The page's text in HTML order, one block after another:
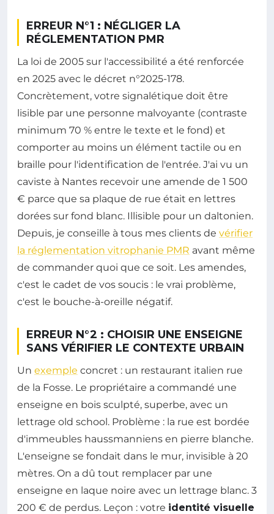
ERREUR N°1 : NÉGLIGER LA
RÉGLEMENTATION PMR
La loi de 2005 sur l'accessibilité a été renforcée
en 2025 avec le décret n°2025-178.
Concrètement, votre signalétique doit être
lisible par une personne malvoyante (contraste
minimum 70 % entre le texte et le fond) et
comporter au moins un élément tactile ou en
braille pour l'identification de l'entrée. J'ai vu un
caviste à Nantes recevoir une amende de 1 500
€ parce que sa plaque de rue était en lettres
dorées sur fond blanc. Illisible pour un daltonien.
Depuis, je conseille à tous mes clients de vérifier
la réglementation vitrophanie PMR avant même
de commander quoi que ce soit. Les amendes,
c'est le cadet de vos soucis : le vrai problème,
c'est le bouche-à-oreille négatif.
ERREUR N°2 : CHOISIR UNE ENSEIGNE
SANS VÉRIFIER LE CONTEXTE URBAIN
Un exemple concret : un restaurant italien rue
de la Fosse. Le propriétaire a commandé une
enseigne en bois sculpté, superbe, avec un
lettrage old school. Problème : la rue est bordée
d'immeubles haussmanniens en pierre blanche.
L'enseigne se fondait dans le mur, invisible à 20
mètres. On a dû tout remplacer par une
enseigne en laque noire avec un lettrage blanc. 3
200 € de perdus. Leçon : votre identité visuelle